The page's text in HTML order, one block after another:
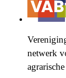
netwerk